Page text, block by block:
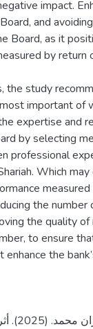
impact.
and
Board, as it
by return
the study
important of
expertise and
by selecting
professional
Which
the number
the quality
to ensure
the
شرحة،